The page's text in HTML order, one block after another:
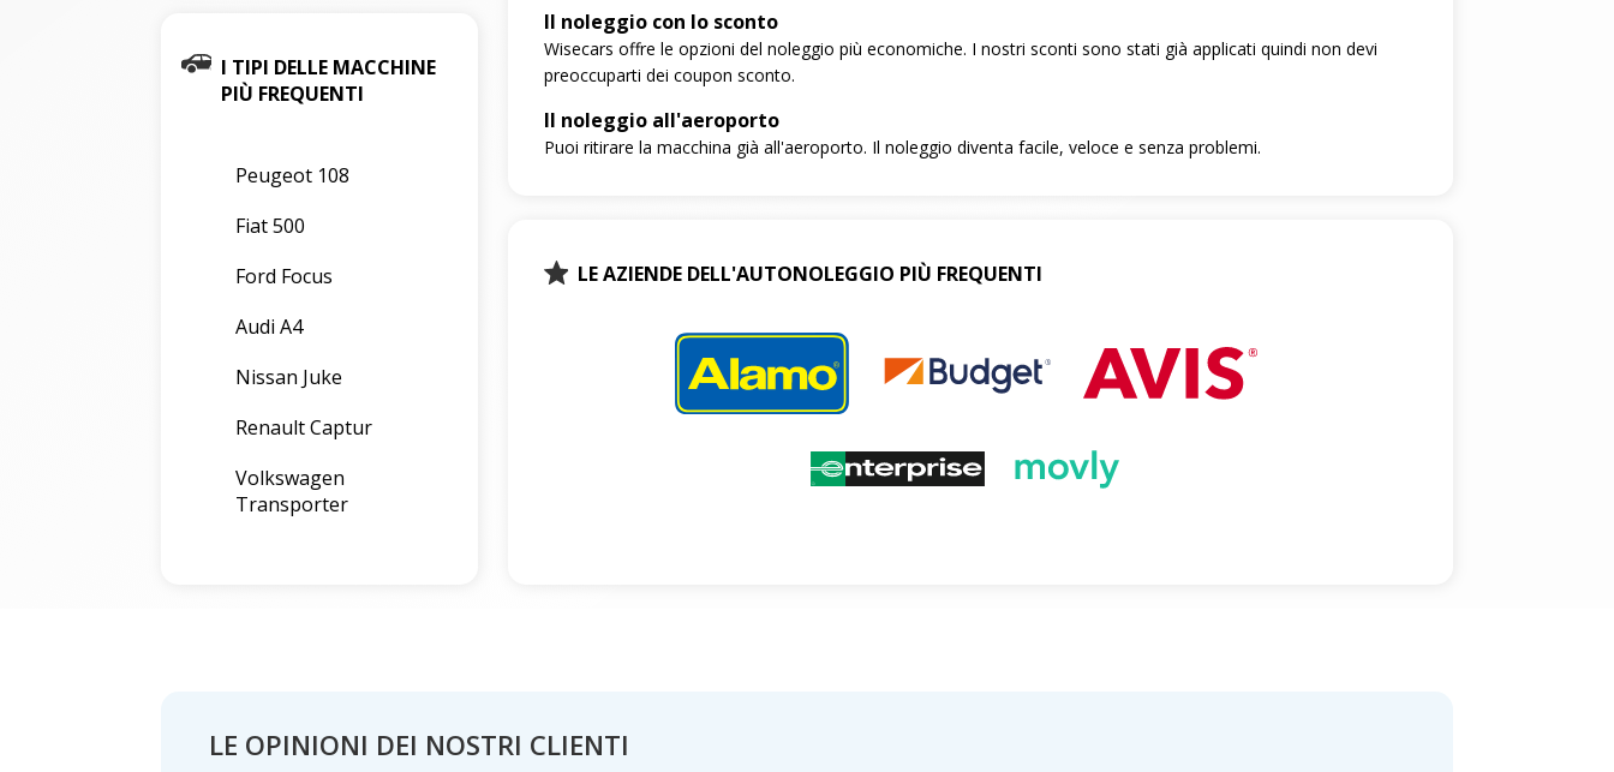
I TIPI DELLE MACCHINE
PIÙ FREQUENTI
Peugeot 108
Fiat 500
Ford Focus
Audi A4
Nissan Juke
Renault Captur
Volkswagen
Transporter
Il noleggio con lo sconto
Wisecars offre le opzioni del noleggio più economiche. I nostri sconti sono stati già applicati quindi non devi
preoccuparti dei coupon sconto.
Il noleggio all'aeroporto
Puoi ritirare la macchina già all'aeroporto. Il noleggio diventa facile, veloce e senza problemi.
LE AZIENDE DELL'AUTONOLEGGIO PIÙ FREQUENTI
LE OPINIONI DEI NOSTRI CLIENTI